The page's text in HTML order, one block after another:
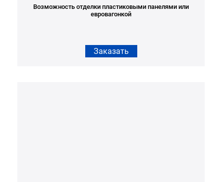
Возможность отделки пластиковыми панелями или
евровагонкой
Заказать